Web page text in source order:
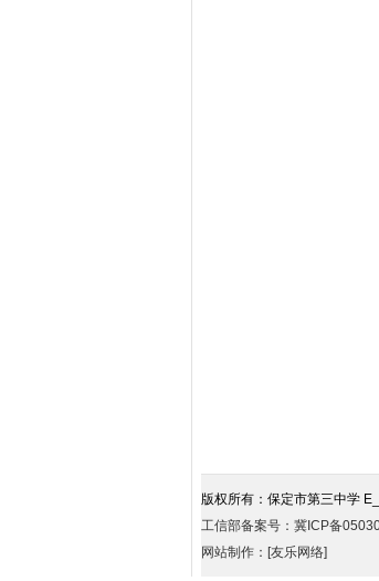
版权所有：保定市第三中学
工信部备案号：冀ICP备
网站制作：[友乐网络]